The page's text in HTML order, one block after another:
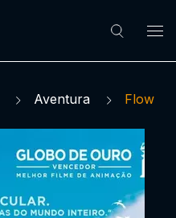
Aventura Flow